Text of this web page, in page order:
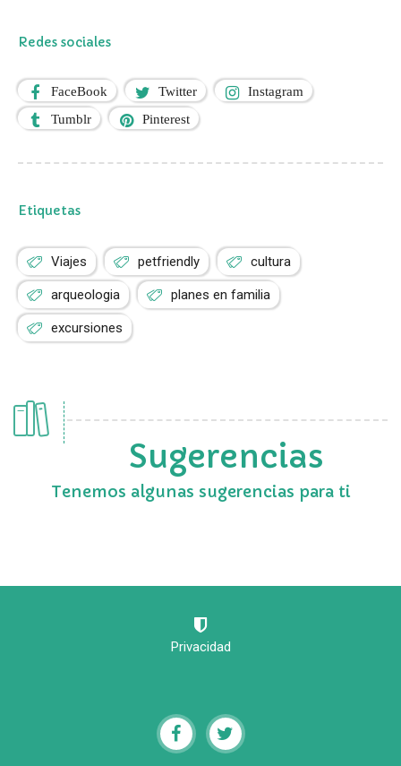
Redes sociales
FaceBook Twitter Instagram
Tumblr Pinterest
Etiquetas
Viajes petfriendly cultura
arqueologia planes en familia
excursiones
Sugerencias
Tenemos algunas sugerencias para ti
Privacidad